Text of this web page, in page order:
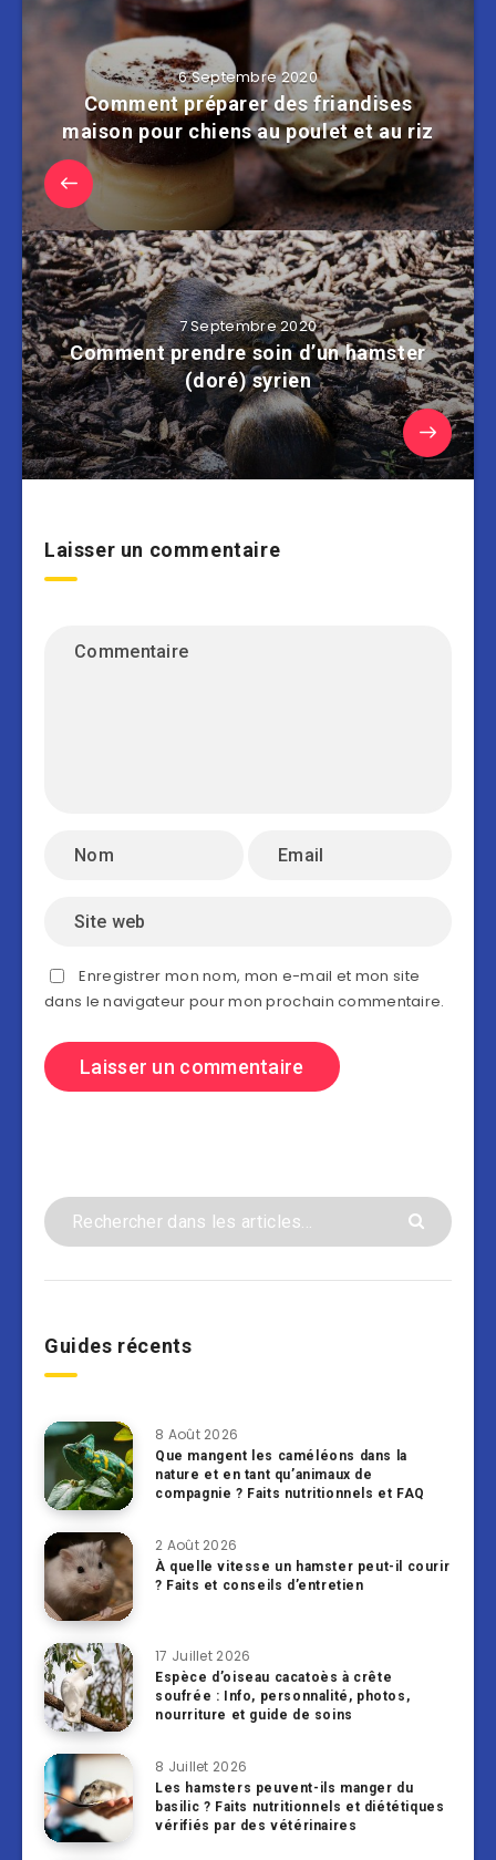
6 Septembre 2020
Comment préparer des friandises
maison pour chiens au poulet et au riz
7 Septembre 2020
Comment prendre soin d’un hamster
(doré) syrien
Laisser un commentaire
Enregistrer mon nom, mon e-mail et mon site
dans le navigateur pour mon prochain commentaire.
Guides récents
8 Août 2026
Que mangent les caméléons dans la
nature et en tant qu’animaux de
compagnie ? Faits nutritionnels et FAQ
2 Août 2026
À quelle vitesse un hamster peut-il courir
? Faits et conseils d’entretien
17 Juillet 2026
Espèce d’oiseau cacatoès à crête
soufrée : Info, personnalité, photos,
nourriture et guide de soins
8 Juillet 2026
Les hamsters peuvent-ils manger du
basilic ? Faits nutritionnels et diététiques
vérifiés par des vétérinaires